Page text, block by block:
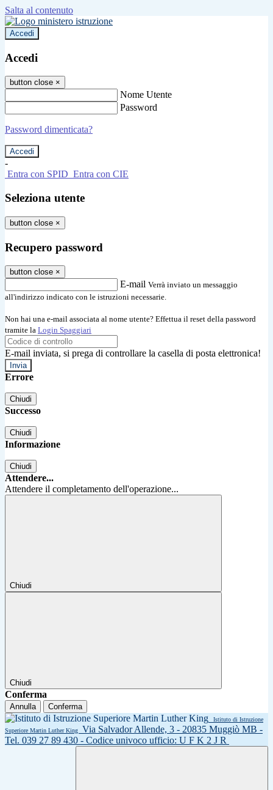
Salta al contenuto
Accedi
Accedi
button close ×
Nome Utente
Password
Password dimenticata?
-
Entra con SPID Entra con CIE
Seleziona utente
button close ×
Recupero password
button close ×
E-mail Verrà inviato un messaggio
all'indirizzo indicato con le istruzioni necessarie.
Non hai una e-mail associata al nome utente? Effettua il reset della password
tramite la Login Spaggiari
E-mail inviata, si prega di controllare la casella di posta elettronica!
Errore
Chiudi
Successo
Chiudi
Informazione
Chiudi
Attendere...
Attendere il completamento dell'operazione...
Chiudi
Chiudi
Conferma
Annulla Conferma
Istituto di Istruzione
Superiore Martin Luther King
Via Salvador Allende, 3 - 20835 Muggiò MB -
Tel. 039 27 89 430 - Codice univoco ufficio: U F K 2 J R